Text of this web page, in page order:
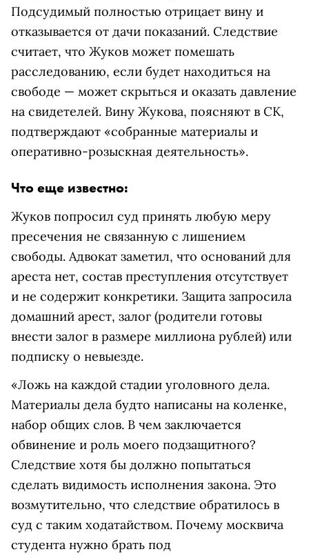
Подсудимый полностью отрицает вину и
отказывается от дачи показаний. Следствие
считает, что Жуков может помешать
расследованию, если будет находиться на
свободе — может скрыться и оказать давление
на свидетелей. Вину Жукова, поясняют в СК,
подтверждают «собранные материалы и
оперативно-розыскная деятельность».
Что еще известно:
Жуков попросил суд принять любую меру
пресечения не связанную с лишением
свободы. Адвокат заметил, что оснований для
ареста нет, состав преступления отсутствует
и не содержит конкретики. Защита запросила
домашний арест, залог (родители готовы
внести залог в размере миллиона рублей) или
подписку о невыезде.
«Ложь на каждой стадии уголовного дела.
Материалы дела будто написаны на коленке,
набор общих слов. В чем заключается
обвинение и роль моего подзащитного?
Следствие хотя бы должно попытаться
сделать видимость исполнения закона. Это
возмутительно, что следствие обратилось в
суд с таким ходатайством. Почему москвича
студента нужно брать под